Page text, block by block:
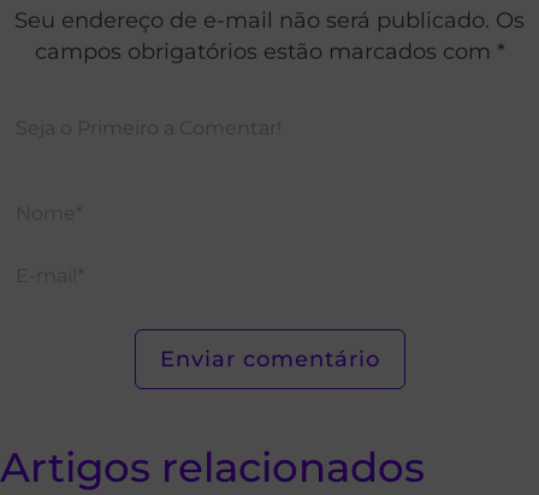
Seu endereço de e-mail não será publicado. Os
campos obrigatórios estão marcados com *
Artigos relacionados